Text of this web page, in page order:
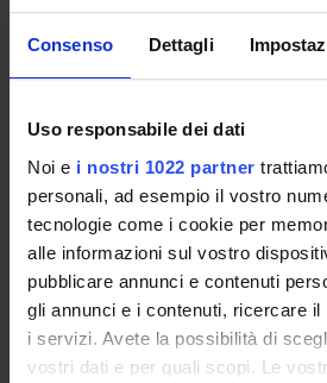
Consenso Dettagli
Uso responsabile dei dati
Noi e i nostri 1022 partner
personali, ad esempio il vostro
tecnologie come i cookie per
alle informazioni sul vostro
pubblicare annunci e contenuti
gli annunci e i contenuti, ricercare il
i servizi. Avete la possibilità di
vostri dati e per quali scopi. Le
CORSI DI STUDIO
DOTTORATI, MASTER E
Contatti
Persone
Luoghi
Calendario